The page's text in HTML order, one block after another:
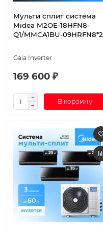
Мульти сплит система
Midea M2OE-18HFN8-
Q1/MMCA1BU-09HRFN8*2
Gaia Inverter
169 600 ₽
В корзину